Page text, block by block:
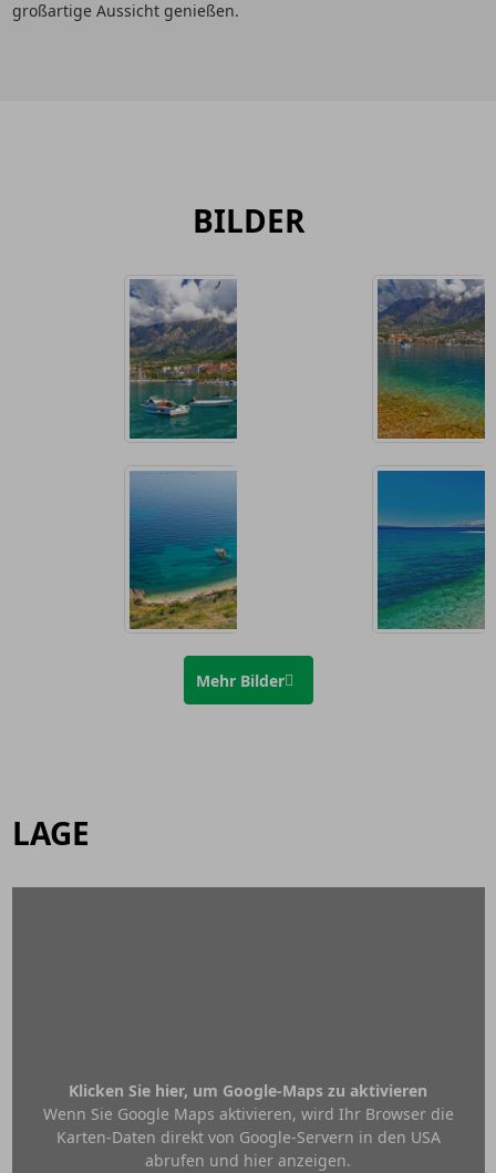
großartige Aussicht genießen.
BILDER
Mehr Bilder
LAGE
Klicken Sie hier, um Google-Maps zu aktivieren
Wenn Sie Google Maps aktivieren, wird Ihr Browser die
Karten-Daten direkt von Google-Servern in den USA
abrufen und hier anzeigen.